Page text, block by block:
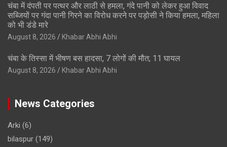
चंबा में दंपती पर पत्थर और लाठी से हमला, गंदे पानी को लेकर हुआ विवाद
सब्जियों पर गंदा पानी गिरने का विरोध करने पर पड़ोसी ने किया हमला, महिला
को भी डंडे मारे
August 8, 2026 Khabar Abhi Abhi
चंबा के तिस्सा में भीषण बस हादसा, 7 लोगों की मौत; 11 घायल
August 8, 2026 Khabar Abhi Abhi
News Categories
Arki (6)
bilaspur (149)